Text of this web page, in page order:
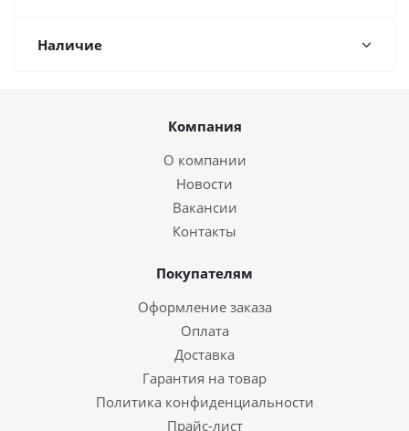
Наличие
Компания
О компании
Новости
Вакансии
Контакты
Покупателям
Оформление заказа
Оплата
Доставка
Гарантия на товар
Политика конфиденциальности
Прайс-лист